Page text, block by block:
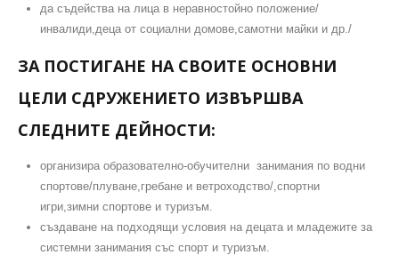
да съдейства на лица в неравностойно положение/
инвалиди,деца от социални домове,самотни майки и др./
ЗА ПОСТИГАНЕ НА СВОИТЕ ОСНОВНИ
ЦЕЛИ СДРУЖЕНИЕТО ИЗВЪРШВА
СЛЕДНИТЕ ДЕЙНОСТИ:
организира образователно-обучителни занимания по водни
спортове/плуване,гребане и ветроходство/,спортни
игри,зимни спортове и туризъм.
създаване на подходящи условия на децата и младежите за
системни занимания със спорт и туризъм.